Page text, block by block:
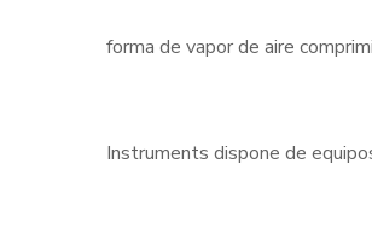
forma de vapor de aire
Instruments dispone de